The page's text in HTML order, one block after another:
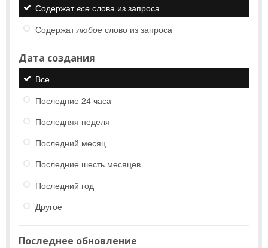
Содержатвсе слова из запроса
Содержатлюбое слово из запроса
Дата создания
Все
Последние 24 часа
Последняя неделя
Последний месяц
Последние шесть месяцев
Последний год
Другое
Последнее обновление